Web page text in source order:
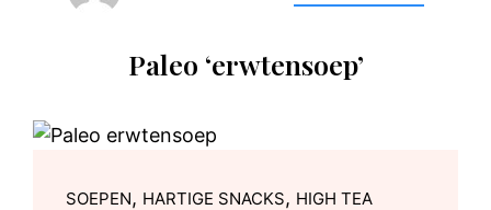
Paleo ‘erwtensoep’
SOEPEN, HARTIGE SNACKS, HIGH TEA